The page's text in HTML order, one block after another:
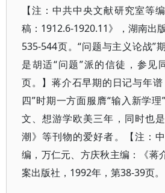
【注：中共中央文献研究室等
稿：1912.6-1920.11》，湖南出
535-544页。“问题与主义论战”
是胡适“问题”派的信徒，参见
页。】蒋介石早期的日记与年
四”时期一方面服膺“输入新学
文、想游学欧美三年，同时也
潮》等刊物的爱好者。【注：
编，万仁元、方庆秋主编：《蒋
案出版社，1992年，第38-39页。